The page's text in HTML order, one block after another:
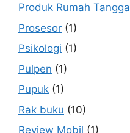
Produk Rumah Tangga
Prosesor (1)
Psikologi (1)
Pulpen (1)
Pupuk (1)
Rak buku (10)
Review Mobil (1)